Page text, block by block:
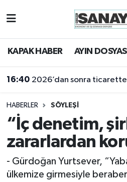
KAPAK HABER AYIN DOSYASI
16:40 2026’dan sonra ticarette hız
HABERLER SÖYLEŞİ
“İç denetim,
zararlardan
- Gürdoğan Yurtsever,
ülkemize girmesiyle
Tekirdağ Nöbetçi
Tekirdağ Trafik Yoğunluk
Süper Lig Puan Durumu
Tüm Manşetler